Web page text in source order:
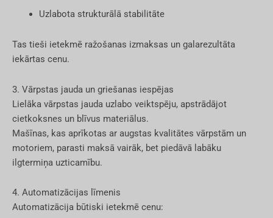
Uzlabota strukturālā stabilitāte
Tas tieši ietekmē ražošanas izmaksas un galarezultāta
iekārtas cenu.
3. Vārpstas jauda un griešanas iespējas
Lielāka vārpstas jauda uzlabo veiktspēju, apstrādājot
cietkoksnes un blīvus materiālus.
Mašīnas, kas aprīkotas ar augstas kvalitātes vārpstām un
motoriem, parasti maksā vairāk, bet piedāvā labāku
ilgtermiņa uzticamību.
4. Automatizācijas līmenis
Automatizācija būtiski ietekmē cenu: